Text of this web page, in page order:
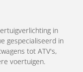
in
gespecialiseerd in
tot ATV's,
voertuigen.